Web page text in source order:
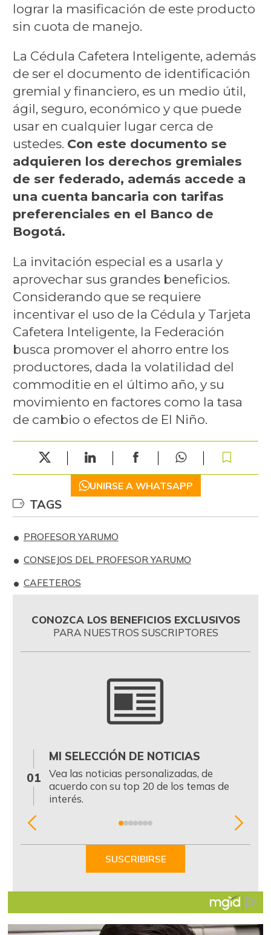
lograr la masificación de este producto
sin cuota de manejo.
La Cédula Cafetera Inteligente, además
de ser el documento de identificación
gremial y financiero, es un medio útil,
ágil, seguro, económico y que puede
usar en cualquier lugar cerca de
ustedes. Con este documento se
adquieren los derechos gremiales
de ser federado, además accede a
una cuenta bancaria con tarifas
preferenciales en el Banco de
Bogotá.
La invitación especial es a usarla y
aprovechar sus grandes beneficios.
Considerando que se requiere
incentivar el uso de la Cédula y Tarjeta
Cafetera Inteligente, la Federación
busca promover el ahorro entre los
productores, dada la volatilidad del
commoditie en el último año, y su
movimiento en factores como la tasa
de cambio o efectos de El Niño.
UNIRSE A WHATSAPP
TAGS
PROFESOR YARUMO
CONSEJOS DEL PROFESOR YARUMO
CAFETEROS
CONOZCA LOS BENEFICIOS EXCLUSIVOS
PARA NUESTROS SUSCRIPTORES
01
MI SELECCIÓN DE NOTICIAS
Vea las noticias personalizadas, de
acuerdo con su top 20 de los temas de
interés.
Item
SUSCRIBIRSE